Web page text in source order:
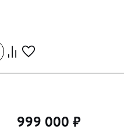
999 000 ₽